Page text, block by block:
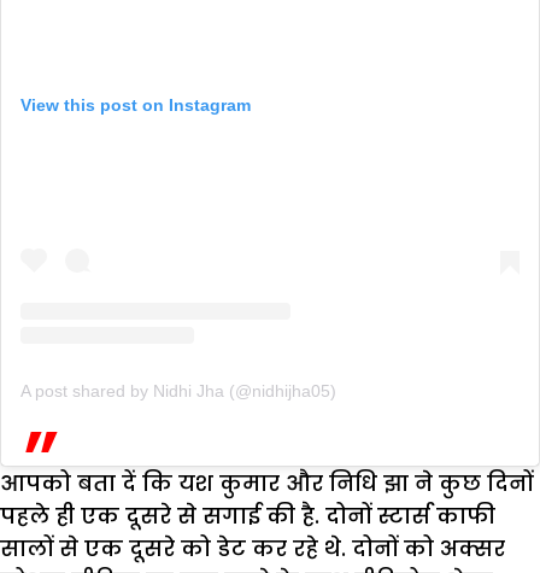
View this post on Instagram
A post shared by Nidhi Jha (@nidhijha05)
आपको बता दें कि यश कुमार और निधि झा ने कुछ दिनों
पहले ही एक दूसरे से सगाई की है. दोनों स्टार्स काफी
सालों से एक दूसरे को डेट कर रहे थे. दोनों को अक्सर